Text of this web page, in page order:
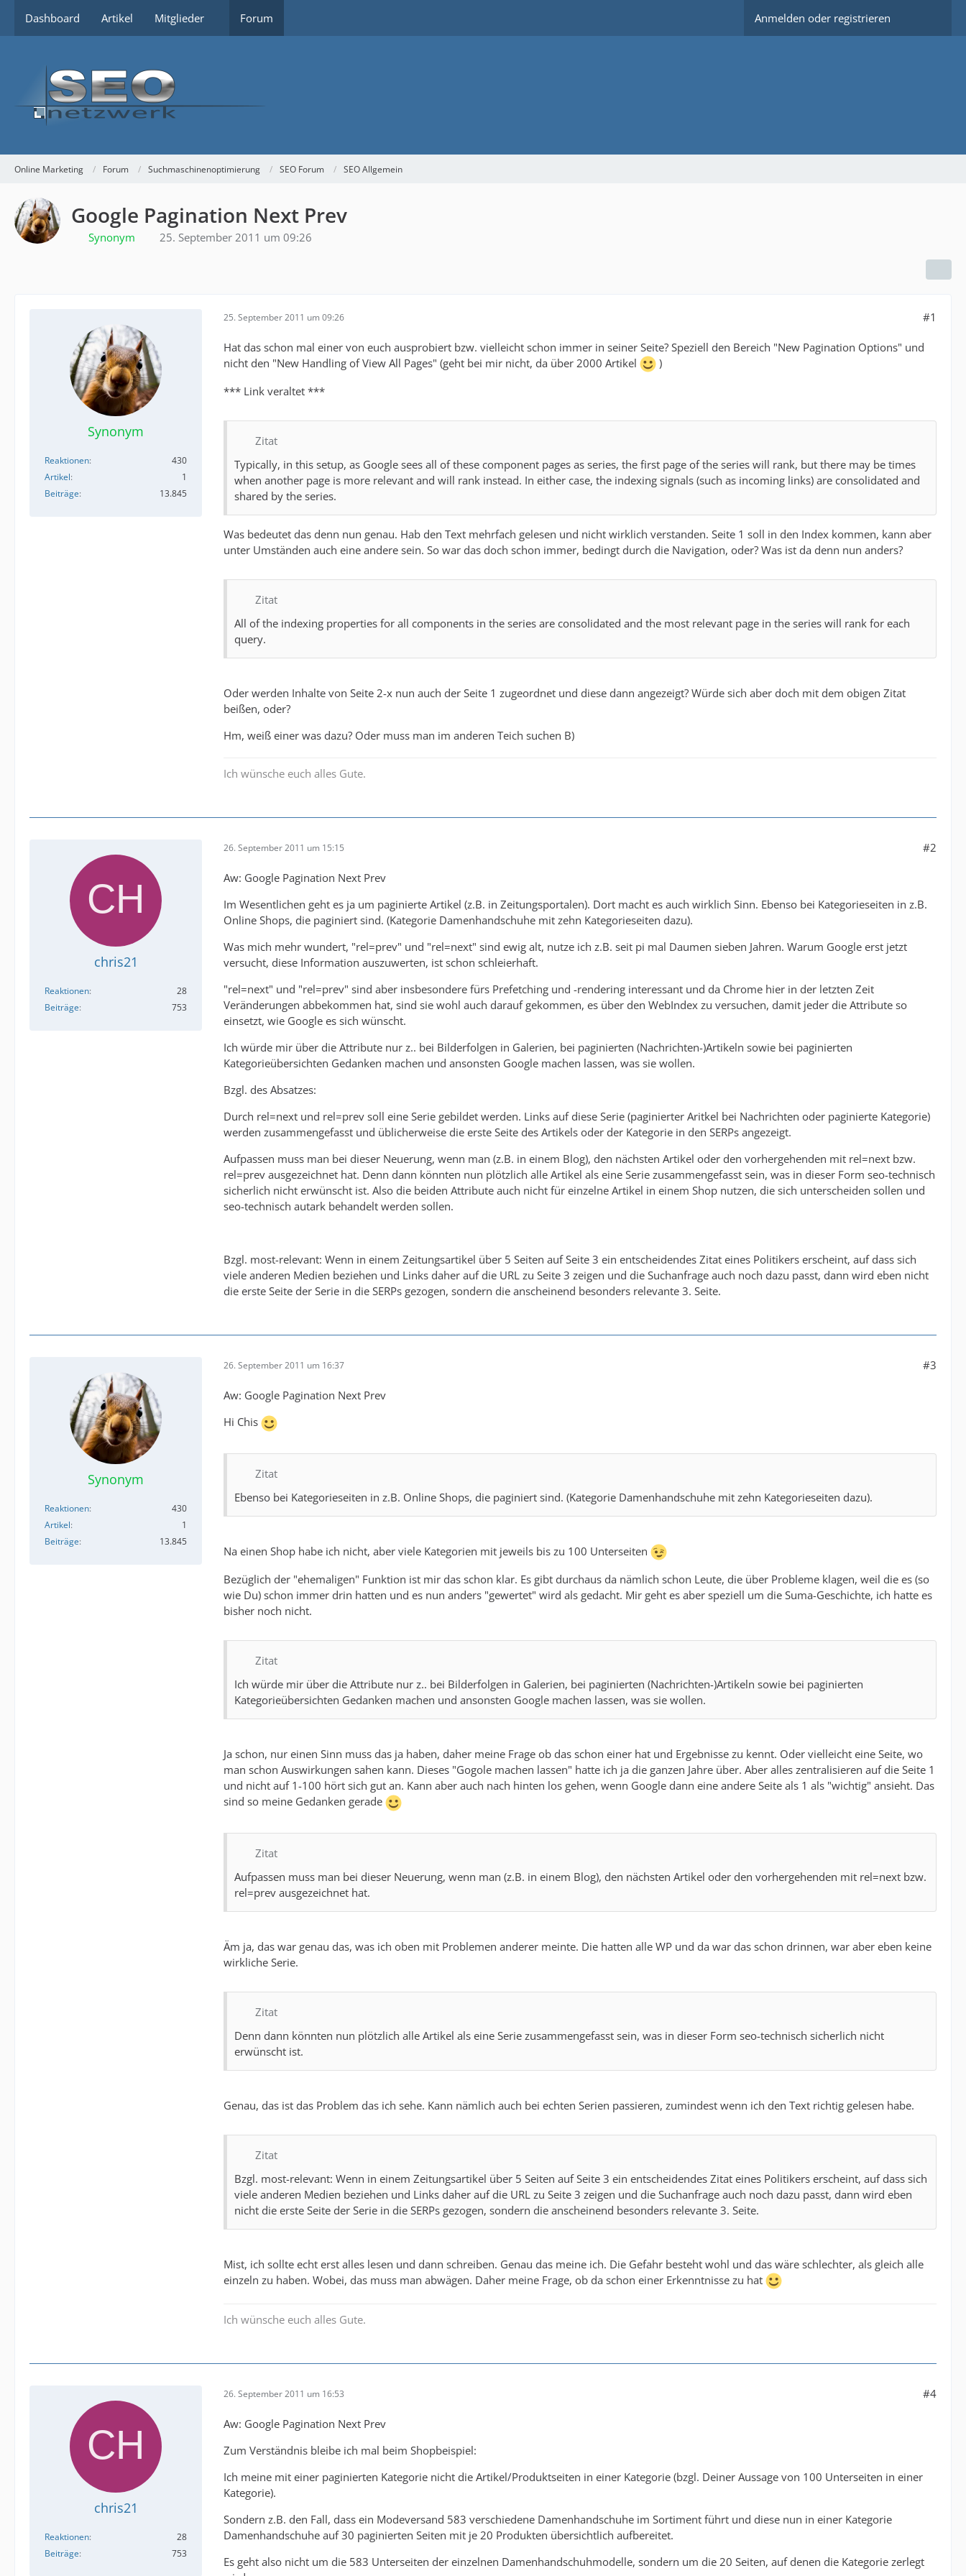
Dashboard Artikel Mitglieder Forum Anmelden oder registrieren
Online Marketing Forum Suchmaschinenoptimierung SEO Forum SEO Allgemein
Google Pagination Next Prev
Synonym 25. September 2011 um 09:26
Synonym
Reaktionen
430
Artikel
1
Beiträge
13.845
25. September 2011 um 09:26 #1
Hat das schon mal einer von euch ausprobiert bzw. vielleicht schon immer in seiner Seite? Speziell den Bereich "New Pagination Options" und
nicht den "New Handling of View All Pages" (geht bei mir nicht, da über 2000 Artikel
)
*** Link veraltet ***
Zitat
Typically, in this setup, as Google sees all of these component pages as series, the first page of the series will rank, but there may be times
when another page is more relevant and will rank instead. In either case, the indexing signals (such as incoming links) are consolidated and
shared by the series.
Was bedeutet das denn nun genau. Hab den Text mehrfach gelesen und nicht wirklich verstanden. Seite 1 soll in den Index kommen, kann aber
unter Umständen auch eine andere sein. So war das doch schon immer, bedingt durch die Navigation, oder? Was ist da denn nun anders?
Zitat
All of the indexing properties for all components in the series are consolidated and the most relevant page in the series will rank for each
query.
Oder werden Inhalte von Seite 2-x nun auch der Seite 1 zugeordnet und diese dann angezeigt? Würde sich aber doch mit dem obigen Zitat
beißen, oder?
Hm, weiß einer was dazu? Oder muss man im anderen Teich suchen B)
Ich wünsche euch alles Gute.
chris21
Reaktionen
28
Beiträge
753
26. September 2011 um 15:15 #2
Aw: Google Pagination Next Prev
Im Wesentlichen geht es ja um paginierte Artikel (z.B. in Zeitungsportalen). Dort macht es auch wirklich Sinn. Ebenso bei Kategorieseiten in z.B.
Online Shops, die paginiert sind. (Kategorie Damenhandschuhe mit zehn Kategorieseiten dazu).
Was mich mehr wundert, "rel=prev" und "rel=next" sind ewig alt, nutze ich z.B. seit pi mal Daumen sieben Jahren. Warum Google erst jetzt
versucht, diese Information auszuwerten, ist schon schleierhaft.
"rel=next" und "rel=prev" sind aber insbesondere fürs Prefetching und -rendering interessant und da Chrome hier in der letzten Zeit
Veränderungen abbekommen hat, sind sie wohl auch darauf gekommen, es über den WebIndex zu versuchen, damit jeder die Attribute so
einsetzt, wie Google es sich wünscht.
Ich würde mir über die Attribute nur z.. bei Bilderfolgen in Galerien, bei paginierten (Nachrichten-)Artikeln sowie bei paginierten
Kategorieübersichten Gedanken machen und ansonsten Google machen lassen, was sie wollen.
Bzgl. des Absatzes:
Durch rel=next und rel=prev soll eine Serie gebildet werden. Links auf diese Serie (paginierter Aritkel bei Nachrichten oder paginierte Kategorie)
werden zusammengefasst und üblicherweise die erste Seite des Artikels oder der Kategorie in den SERPs angezeigt.
Aufpassen muss man bei dieser Neuerung, wenn man (z.B. in einem Blog), den nächsten Artikel oder den vorhergehenden mit rel=next bzw.
rel=prev ausgezeichnet hat. Denn dann könnten nun plötzlich alle Artikel als eine Serie zusammengefasst sein, was in dieser Form seo-technisch
sicherlich nicht erwünscht ist. Also die beiden Attribute auch nicht für einzelne Artikel in einem Shop nutzen, die sich unterscheiden sollen und
seo-technisch autark behandelt werden sollen.
Bzgl. most-relevant: Wenn in einem Zeitungsartikel über 5 Seiten auf Seite 3 ein entscheidendes Zitat eines Politikers erscheint, auf dass sich
viele anderen Medien beziehen und Links daher auf die URL zu Seite 3 zeigen und die Suchanfrage auch noch dazu passt, dann wird eben nicht
die erste Seite der Serie in die SERPs gezogen, sondern die anscheinend besonders relevante 3. Seite.
Synonym
Reaktionen
430
Artikel
1
Beiträge
13.845
26. September 2011 um 16:37 #3
Aw: Google Pagination Next Prev
Hi Chis
Zitat
Ebenso bei Kategorieseiten in z.B. Online Shops, die paginiert sind. (Kategorie Damenhandschuhe mit zehn Kategorieseiten dazu).
Na einen Shop habe ich nicht, aber viele Kategorien mit jeweils bis zu 100 Unterseiten
Bezüglich der "ehemaligen" Funktion ist mir das schon klar. Es gibt durchaus da nämlich schon Leute, die über Probleme klagen, weil die es (so
wie Du) schon immer drin hatten und es nun anders "gewertet" wird als gedacht. Mir geht es aber speziell um die Suma-Geschichte, ich hatte es
bisher noch nicht.
Zitat
Ich würde mir über die Attribute nur z.. bei Bilderfolgen in Galerien, bei paginierten (Nachrichten-)Artikeln sowie bei paginierten
Kategorieübersichten Gedanken machen und ansonsten Google machen lassen, was sie wollen.
Ja schon, nur einen Sinn muss das ja haben, daher meine Frage ob das schon einer hat und Ergebnisse zu kennt. Oder vielleicht eine Seite, wo
man schon Auswirkungen sahen kann. Dieses "Gogole machen lassen" hatte ich ja die ganzen Jahre über. Aber alles zentralisieren auf die Seite 1
und nicht auf 1-100 hört sich gut an. Kann aber auch nach hinten los gehen, wenn Google dann eine andere Seite als 1 als "wichtig" ansieht. Das
sind so meine Gedanken gerade
Zitat
Aufpassen muss man bei dieser Neuerung, wenn man (z.B. in einem Blog), den nächsten Artikel oder den vorhergehenden mit rel=next bzw.
rel=prev ausgezeichnet hat.
Äm ja, das war genau das, was ich oben mit Problemen anderer meinte. Die hatten alle WP und da war das schon drinnen, war aber eben keine
wirkliche Serie.
Zitat
Denn dann könnten nun plötzlich alle Artikel als eine Serie zusammengefasst sein, was in dieser Form seo-technisch sicherlich nicht
erwünscht ist.
Genau, das ist das Problem das ich sehe. Kann nämlich auch bei echten Serien passieren, zumindest wenn ich den Text richtig gelesen habe.
Zitat
Bzgl. most-relevant: Wenn in einem Zeitungsartikel über 5 Seiten auf Seite 3 ein entscheidendes Zitat eines Politikers erscheint, auf dass sich
viele anderen Medien beziehen und Links daher auf die URL zu Seite 3 zeigen und die Suchanfrage auch noch dazu passt, dann wird eben
nicht die erste Seite der Serie in die SERPs gezogen, sondern die anscheinend besonders relevante 3. Seite.
Mist, ich sollte echt erst alles lesen und dann schreiben. Genau das meine ich. Die Gefahr besteht wohl und das wäre schlechter, als gleich alle
einzeln zu haben. Wobei, das muss man abwägen. Daher meine Frage, ob da schon einer Erkenntnisse zu hat
Ich wünsche euch alles Gute.
chris21
Reaktionen
28
Beiträge
753
26. September 2011 um 16:53 #4
Aw: Google Pagination Next Prev
Zum Verständnis bleibe ich mal beim Shopbeispiel:
Ich meine mit einer paginierten Kategorie nicht die Artikel/Produktseiten in einer Kategorie (bzgl. Deiner Aussage von 100 Unterseiten in einer
Kategorie).
Sondern z.B. den Fall, dass ein Modeversand 583 verschiedene Damenhandschuhe im Sortiment führt und diese nun in einer Kategorie
Damenhandschuhe auf 30 paginierten Seiten mit je 20 Produkten übersichtlich aufbereitet.
Es geht also nicht um die 583 Unterseiten der einzelnen Damenhandschuhmodelle, sondern um die 20 Seiten, auf denen die Kategorie zerlegt